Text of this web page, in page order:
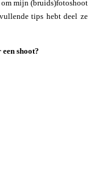
mijn (bruids)fotoshoot
tips hebt deel ze
shoot?